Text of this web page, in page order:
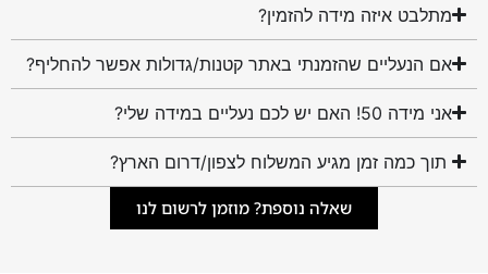
מתלבט איזה מידה להזמין?
אם הנעליים שהזמנתי באתר קטנות/גדולות אפשר להחליף?
אני מידה 50! האם יש לכם נעליים במידה שלי?
תוך כמה זמן מגיע המשלוח לצפון/דרום הארץ?
שאלה נוספת? מוזמן לרשום לנו